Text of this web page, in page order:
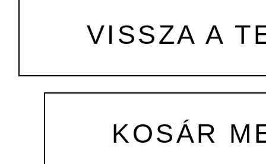
VISSZA A
KOSÁR